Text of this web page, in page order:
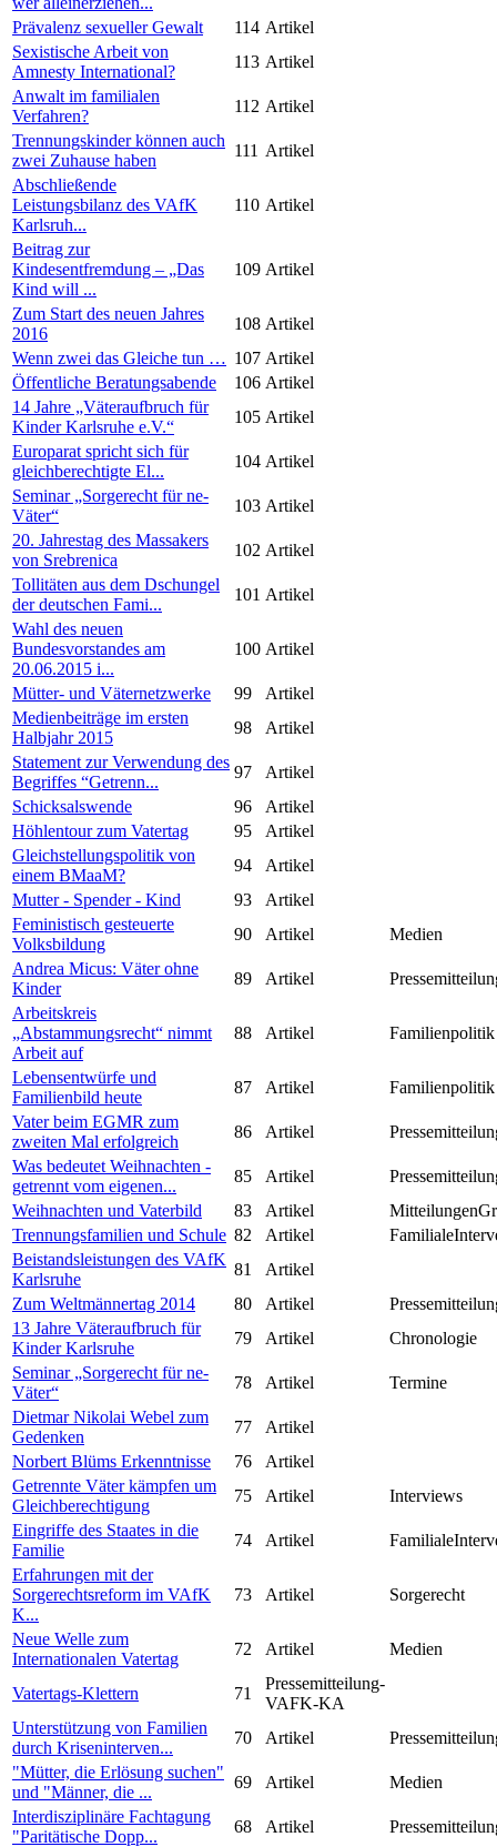
Prävalenz sexueller Gewalt
114 Artikel
Sexistische Arbeit von
Amnesty International?
113 Artikel
Anwalt im familialen
Verfahren?
112 Artikel
Trennungskinder können auch
zwei Zuhause haben
111 Artikel
Abschließende
Leistungsbilanz des VAfK
Karlsruh...
110 Artikel
Beitrag zur
Kindesentfremdung – „Das
Kind will ...
109 Artikel
Zum Start des neuen Jahres
2016
108 Artikel
Wenn zwei das Gleiche tun … 107 Artikel
Öffentliche Beratungsabende
106 Artikel
14 Jahre „Väteraufbruch für
Kinder Karlsruhe e.V.“
105 Artikel
Europarat spricht sich für
gleichberechtigte El...
104 Artikel
Seminar „Sorgerecht für ne-
Väter“
103 Artikel
20. Jahrestag des Massakers
von Srebrenica
102 Artikel
Tollitäten aus dem Dschungel
der deutschen Fami...
101 Artikel
Wahl des neuen
Bundesvorstandes am
20.06.2015 i...
100 Artikel
Mütter- und Väternetzwerke 99
Artikel
Medienbeiträge im ersten
Halbjahr 2015
98
Artikel
Statement zur Verwendung des
Begriffes “Getrenn...
97
Artikel
Schicksalswende
96
Artikel
Höhlentour zum Vatertag
95
Artikel
Gleichstellungspolitik von
einem BMaaM?
94
Artikel
Mutter - Spender - Kind
93
Artikel
Feministisch gesteuerte
Volksbildung
90 Artikel
Medien
Andrea Micus: Väter ohne
Kinder
89 Artikel
Arbeitskreis
„Abstammungsrecht“ nimmt
Arbeit auf
88 Artikel Familienpolitik
Lebensentwürfe und
Familienbild heute
87 Artikel
Familienpolitik
Vater beim EGMR zum
zweiten Mal erfolgreich
86 Artikel
Was bedeutet Weihnachten -
getrennt vom eigenen...
85 Artikel
Weihnachten und Vaterbild
83 Artikel
Trennungsfamilien und Schule 82 Artikel
Beistandsleistungen des VAfK
Karlsruhe
81
Artikel
Zum Weltmännertag 2014
80 Artikel
13 Jahre Väteraufbruch für
Kinder Karlsruhe
79 Artikel
Chronologie
Seminar „Sorgerecht für ne-
Väter“
78 Artikel
Termine
Dietmar Nikolai Webel zum
Gedenken
77
Artikel
Norbert Blüms Erkenntnisse
76
Artikel
Getrennte Väter kämpfen um
Gleichberechtigung
75 Artikel
Interviews
Eingriffe des Staates in die
Familie
74 Artikel
Erfahrungen mit der
Sorgerechtsreform im VAfK
K...
73 Artikel Sorgerecht
Neue Welle zum
Internationalen Vatertag
72 Artikel Medien
Vatertags-Klettern 71
Pressemitteilung-
VAFK-KA
Unterstützung von Familien
durch Kriseninterven...
70 Artikel
"Mütter, die Erlösung suchen"
und "Männer, die ...
69 Artikel
Medien
Interdisziplinäre Fachtagung
"Paritätische Dopp...
68 Artikel